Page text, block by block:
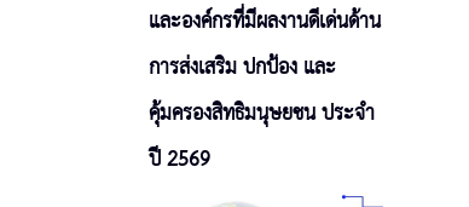
และองค์กรที่มีผลงานดีเด่นด้าน
การส่งเสริม ปกป้อง และ
คุ้มครองสิทธิมนุษยชน ประจำ
ปี 2569